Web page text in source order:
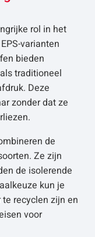
rol in het
varianten
bieden
traditioneel
Deze
zonder dat ze
de
Ze zijn
de isolerende
kun je
recyclen zijn en
voor